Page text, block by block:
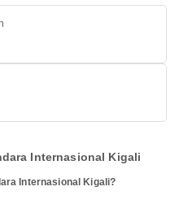
Internasional Kigali
Internasional Kigali?